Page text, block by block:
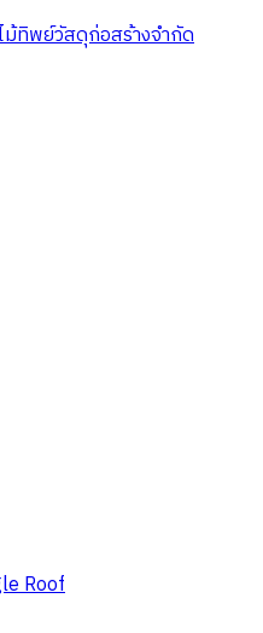
ทิพย์วัสดุก่อสร้างจํากัด
Roof